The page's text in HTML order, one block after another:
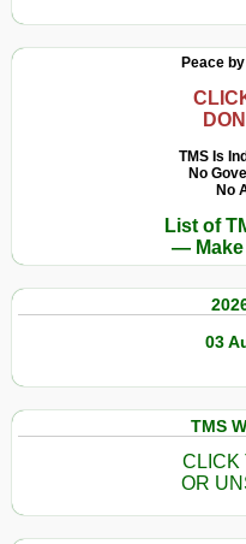
Peace
TMS Is
No
No
List of
— Make
03
TMS
CLICK
OR